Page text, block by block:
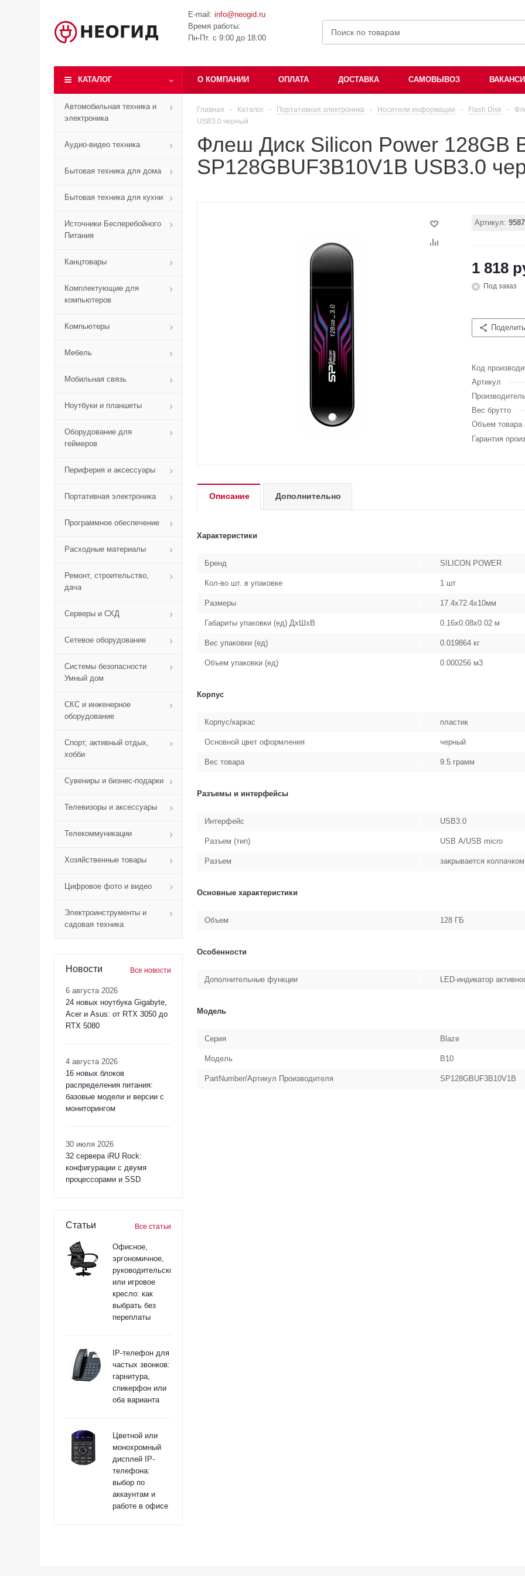
E-mail: info@neogid.ru
Время работы:
Пн-Пт. с 9:00 до 18:00
КАТАЛОГ О КОМПАНИИ ОПЛАТА ДОСТАВКА САМОВЫВОЗ
Автомобильная техника и
электроника
Аудио-видео техника
Бытовая техника для дома
Бытовая техника для кухни
Источники Бесперебойного
Питания
Канцтовары
Комплектующие для
компьютеров
Компьютеры
Мебель
Мобильная связь
Ноутбуки и планшеты
Оборудование для
геймеров
Периферия и аксессуары
Портативная электроника
Программное обеспечение
Расходные материалы
Ремонт, строительство,
дача
Серверы и СХД
Сетевое оборудование
Системы безопасности
Умный дом
СКС и инженерное
оборудование
Спорт, активный отдых,
хобби
Сувениры и бизнес-подарки
Телевизоры и аксессуары
Телекоммуникации
Хозяйственные товары
Цифровое фото и видео
Электроинструменты и
садовая техника
Новости Все новости
6 августа 2026
24 новых ноутбука Gigabyte,
Acer и Asus: от RTX 3050 до
RTX 5080
4 августа 2026
16 новых блоков
распределения питания:
базовые модели и версии с
мониторингом
30 июля 2026
32 сервера iRU Rock:
конфигурации с двумя
процессорами и SSD
Статьи Все статьи
Офисное,
эргономичное,
руководительское
или игровое
кресло: как
выбрать без
переплаты
IP-телефон для
частых звонков:
гарнитура,
спикерфон или
оба варианта
Цветной или
монохромный
дисплей IP-
телефона:
выбор по
аккаунтам и
работе в офисе
Главная - Каталог - Портативная электроника - Носители информации - Flash Disk -
USB3.0 черный
Флеш Диск Silicon Power 128GB
SP128GBUF3B10V1B USB3.0
Артикул:
1 818
Под заказ
Код
Артикул
Вес брутто
Объем товара
Гарантия
Описание Дополнительно
Характеристики
Бренд SILICON POWER
Кол-во шт. в упаковке 1 шт
Размеры 17.4x72.4x10мм
Габариты упаковки (ед) ДхШхВ 0.16x0.08x0.02 м
Вес упаковки (ед) 0.019864 кг
Объем упаковки (ед) 0.000256 м3
Корпус
Корпус/каркас пластик
Основной цвет оформления черный
Вес товара 9.5 грамм
Разъемы и интерфейсы
Интерфейс USB3.0
Разъем (тип) USB А/USB micro
Разъем закрывается колпачком
Основные характеристики
Объем 128 ГБ
Особенности
Дополнительные функции LED-индикатор
Модель
Серия Blaze
Модель B10
PartNumber/Артикул Производителя SP128GBUF3B10V1B